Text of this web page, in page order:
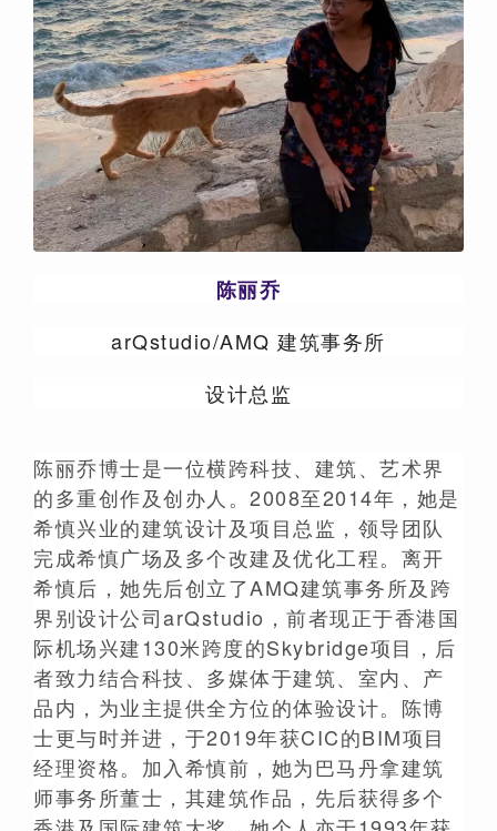
陈丽乔
arQstudio/AMQ 建筑事务所
设计总监
陈丽乔博士是一位横跨科技、建筑、艺术界
的多重创作及创办人。2008至2014年，她是
希慎兴业的建筑设计及项目总监，领导团队
完成希慎广场及多个改建及优化工程。离开
希慎后，她先后创立了AMQ建筑事务所及跨
界别设计公司arQstudio，前者现正于香港国
际机场兴建130米跨度的Skybridge项目，后
者致力结合科技、多媒体于建筑、室内、产
品内，为业主提供全方位的体验设计。陈博
士更与时并进，于2019年获CIC的BIM项目
经理资格。加入希慎前，她为巴马丹拿建筑
师事务所董士，其建筑作品，先后获得多个